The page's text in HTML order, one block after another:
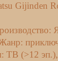
Gijinden
ТВ (>12